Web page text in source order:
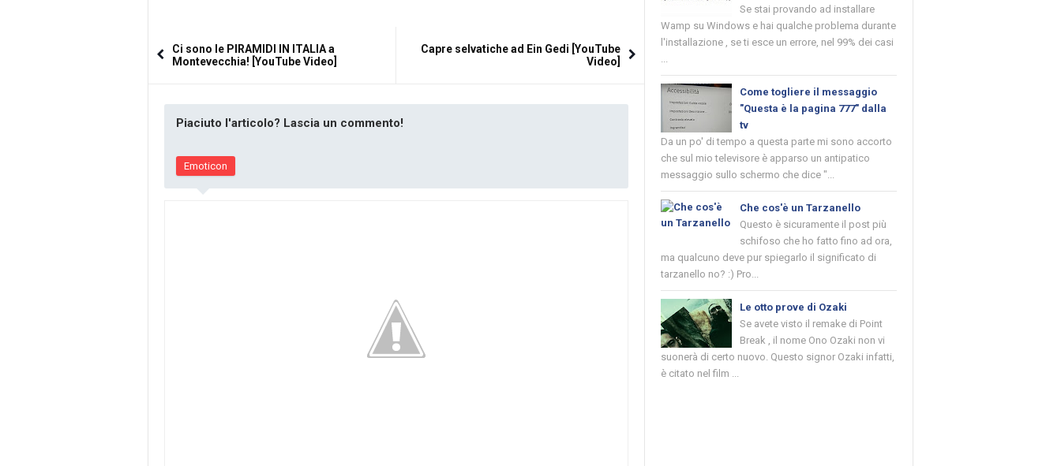
Ci sono le PIRAMIDI IN ITALIA a
Montevecchia! [YouTube Video]
Capre selvatiche ad Ein Gedi [YouTube
Video]
Piaciuto l'articolo? Lascia un commento!
Emoticon
Se stai provando ad installare
Wamp su Windows e hai qualche problema durante
l'installazione , se ti esce un errore, nel 99% dei casi
...
Come togliere il messaggio
"Questa è la pagina 777" dalla
tv
Da un po' di tempo a questa parte mi sono accorto
che sul mio televisore è apparso un antipatico
messaggio sullo schermo che dice "...
Che cos'è un Tarzanello
Questo è sicuramente il post più
schifoso che ho fatto fino ad ora,
ma qualcuno deve pur spiegarlo il significato di
tarzanello no? :) Pro...
Le otto prove di Ozaki
Se avete visto il remake di Point
Break , il nome Ono Ozaki non vi
suonerà di certo nuovo. Questo signor Ozaki infatti,
è citato nel film ...